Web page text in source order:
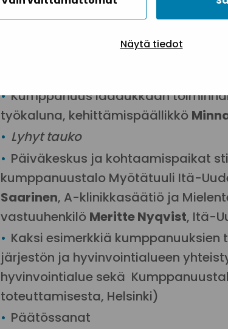
Näytä tiedot
Päiväkeskuspalvelun
Kumppanuus laadukkaan
työkaluna, kehittämispäällikkö
Lyhyt tauko
Päiväkeskus ja kohtaamispaikat
kumppanuustalo Myötätuuli Itä-
Saarinen, A-klinikkasäätiö ja
vastuuhenkilö Meritte Nyqvist, Itä-
Kaksi esimerkkiä
järjestön ja hyvinvointialueen
hyvinvointialue sekä
toteuttamisesta, Helsinki)
Päätössanat